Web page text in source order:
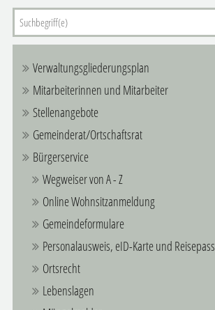
Verwaltungsgliederungsplan
Mitarbeiterinnen und Mitarbeiter
Stellenangebote
Gemeinderat/Ortschaftsrat
Bürgerservice
Wegweiser von A - Z
Online Wohnsitzanmeldung
Gemeindeformulare
Personalausweis, eID-Karte und Reisepass
Ortsrecht
Lebenslagen